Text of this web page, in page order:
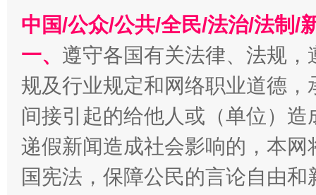
习近平的博鳌关键词
魏明亮
中国/公众/公共/全民/法治/法制/
一、 遵守各国有关法律、法规
规及行业规定和网络职业道德
间接引起的给他人或（单位）
递假新闻造成社会影响的，本
国宪法，保障公民的言论自由